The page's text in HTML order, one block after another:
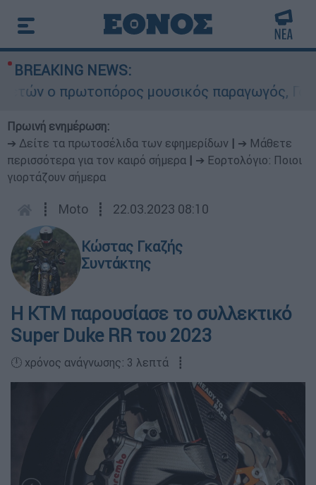
BREAKING NEWS:
ο πρωτοπόρος μουσικός παραγωγός,
Πρωινή ενημέρωση:
➔ Δείτε τα πρωτοσέλιδα των εφημερίδων
➔ Μάθετε
περισσότερα για τον καιρό σήμερα
➔ Εορτολόγιο: Ποιοι
γιορτάζουν σήμερα
┋ Moto ┋ 22.03.2023 08:10
Κώστας Γκαζής
Συντάκτης
Η ΚΤΜ παρουσίασε το συλλεκτικό
Super Duke RR του 2023
🕛 χρόνος ανάγνωσης: 3 λεπτά ┋